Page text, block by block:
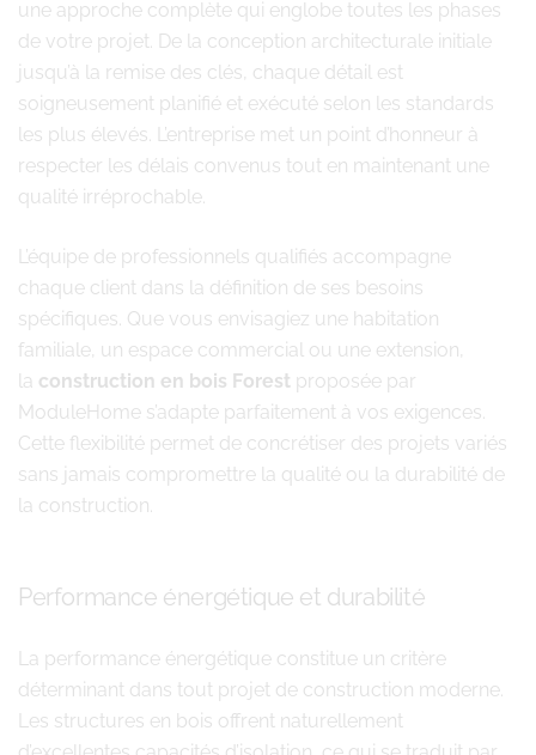
une approche complète qui englobe toutes les phases
de votre projet. De la conception architecturale initiale
jusqu’à la remise des clés, chaque détail est
soigneusement planifié et exécuté selon les standards
les plus élevés. L’entreprise met un point d’honneur à
respecter les délais convenus tout en maintenant une
qualité irréprochable.
L’équipe de professionnels qualifiés accompagne
chaque client dans la définition de ses besoins
spécifiques. Que vous envisagiez une habitation
familiale, un espace commercial ou une extension,
la construction en bois Forest proposée par
ModuleHome s’adapte parfaitement à vos exigences.
Cette flexibilité permet de concrétiser des projets variés
sans jamais compromettre la qualité ou la durabilité de
la construction.
Performance énergétique et durabilité
La performance énergétique constitue un critère
déterminant dans tout projet de construction moderne.
Les structures en bois offrent naturellement